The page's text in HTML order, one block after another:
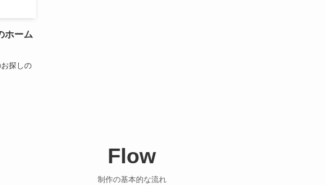
ホーム
お探しの
Flow
制作の基本的な流れ